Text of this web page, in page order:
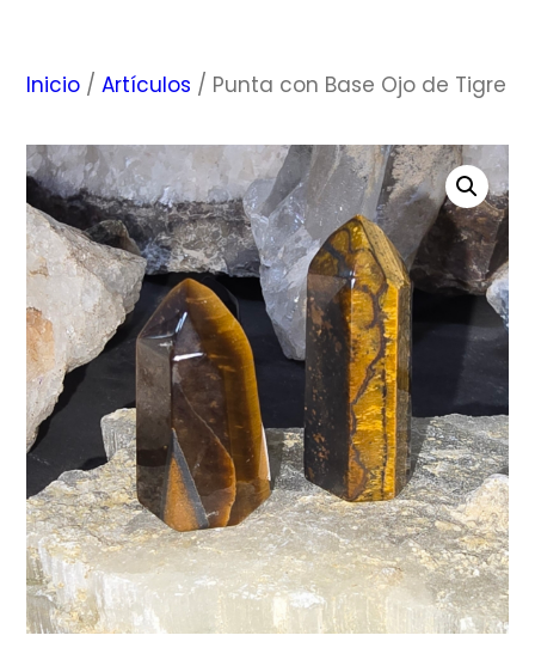
Inicio /Artículos / Punta con Base Ojo de Tigre